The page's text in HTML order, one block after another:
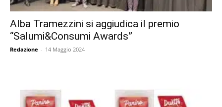
Alba Tramezzini si aggiudica il premio
“Salumi&Consumi Awards”
Redazione - 14 Maggio 2024